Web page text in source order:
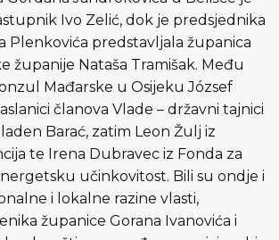
Ivo Zelić, dok je predsjednika
Plenkovića predstavljala županica
županije Nataša Tramišak. Među
Mađarske u Osijeku József
članova Vlade – državni tajnici
Barać, zatim Leon Žulj iz
te Irena Dubravec iz Fonda za
učinkovitost. Bili su ondje i
i lokalne razine vlasti,
županice Gorana Ivanovića i